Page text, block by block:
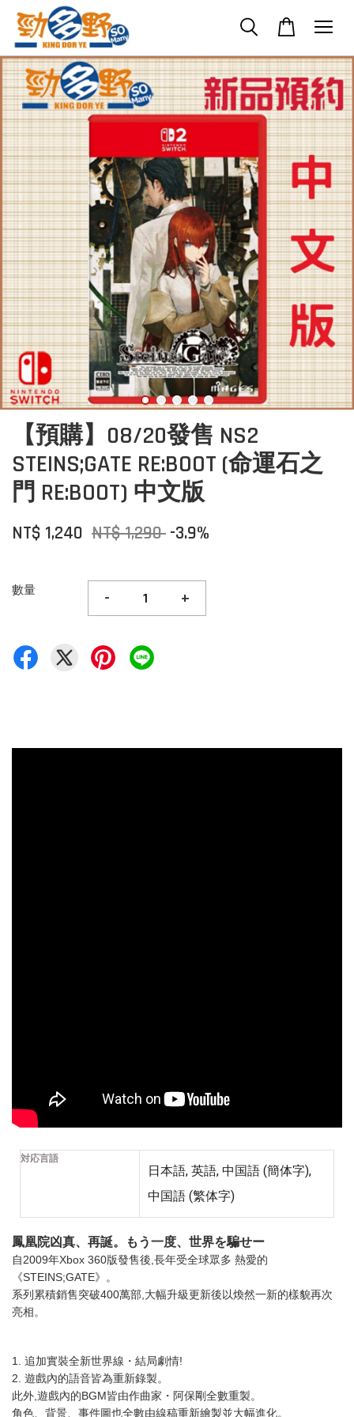
【預購】08/20發售 NS2
STEINS;GATE RE:BOOT (命運石之
門 RE:BOOT) 中文版
NT$ 1,240 NT$ 1,290 -3.9%
數量 - +
対応言語
日本語, 英語, 中国語 (簡体字),
中国語 (繁体字)
鳳凰院凶真、再誕。もう一度、世界を騙せー
自2009年Xbox 360版發售後,長年受全球眾多 熱愛的
《STEINS;GATE》。
系列累積銷售突破400萬部,大幅升級更新後以煥然一新的樣貌再次
亮相。
1. 追加實裝全新世界線・結局劇情!
2. 遊戲內的語音皆為重新錄製。
此外,遊戲內的BGM皆由作曲家・阿保剛全數重製。
角色、背景、事件圖也全數由線稿重新繪製並大幅進化。